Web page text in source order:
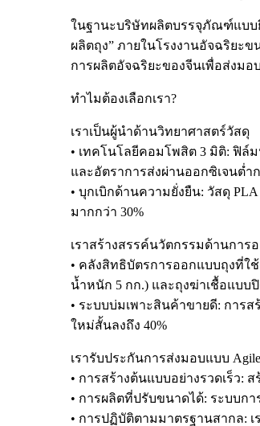
ในฐานะบริษัทผลิตบรรจุภัณฑ์แบบยื
ผลิตถุง” ภายในโรงงานอัจฉริยะ
การผลิตอัจฉริยะของจีนเพื่อส่งม
ทำไมต้องเลือกเรา?
เราเป็นผู้นำด้านวิทยาศาสตร์วัสดุ
• เทคโนโลยีคอมโพสิต 3 มิติ: ฟิล์
และอัตราการส่งผ่านออกซิเจนต่ำ
• บุกเบิกด้านความยั่งยืน: วัสดุ
มากกว่า 30%
เราสร้างสรรค์นวัตกรรมด้านการ
• คลังสิทธิบัตรการออกแบบถุงที่ใ
น้ำหนัก 5 กก.) และถุงฆ่าเชื้อแบบ
• ระบบบ่มเพาะสินค้าขายดี: การ
ใหม่สั้นลงถึง 40%
เรารับประกันการส่งมอบแบบ Agile
• การสร้างต้นแบบอย่างรวดเร็ว:
• การผลิตที่ปรับขนาดได้: ระบบก
• การปฏิบัติตามมาตรฐานสากล: